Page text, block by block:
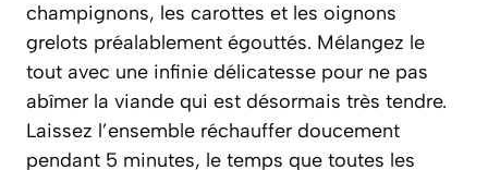
champignons, les carottes et les oignons
grelots préalablement égouttés. Mélangez le
tout avec une infinie délicatesse pour ne pas
abîmer la viande qui est désormais très tendre.
Laissez l’ensemble réchauffer doucement
pendant 5 minutes, le temps que toutes les